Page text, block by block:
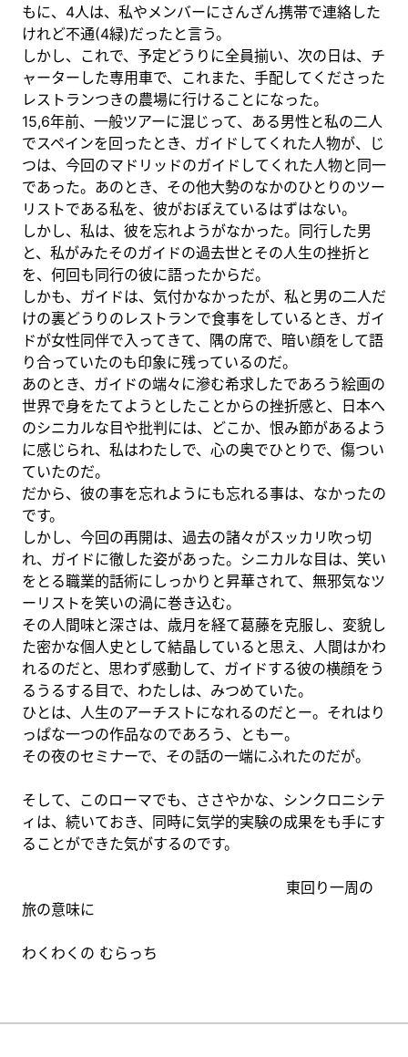
もに、4人は、私やメンバーにさんざん携帯で連絡した
けれど不通(4緑)だったと言う。
しかし、これで、予定どうりに全員揃い、次の日は、チ
ャーターした専用車で、これまた、手配してくださった
レストランつきの農場に行けることになった。
15,6年前、一般ツアーに混じって、ある男性と私の二人
でスペインを回ったとき、ガイドしてくれた人物が、じ
つは、今回のマドリッドのガイドしてくれた人物と同一
であった。あのとき、その他大勢のなかのひとりのツー
リストである私を、彼がおぼえているはずはない。
しかし、私は、彼を忘れようがなかった。同行した男
と、私がみたそのガイドの過去世とその人生の挫折と
を、何回も同行の彼に語ったからだ。
しかも、ガイドは、気付かなかったが、私と男の二人だ
けの裏どうりのレストランで食事をしているとき、ガイ
ドが女性同伴で入ってきて、隅の席で、暗い顔をして語
り合っていたのも印象に残っているのだ。
あのとき、ガイドの端々に滲む希求したであろう絵画の
世界で身をたてようとしたことからの挫折感と、日本へ
のシニカルな目や批判には、どこか、恨み節があるよう
に感じられ、私はわたしで、心の奥でひとりで、傷つい
ていたのだ。
だから、彼の事を忘れようにも忘れる事は、なかったの
です。
しかし、今回の再開は、過去の諸々がスッカリ吹っ切
れ、ガイドに徹した姿があった。シニカルな目は、笑い
をとる職業的話術にしっかりと昇華されて、無邪気なツ
ーリストを笑いの渦に巻き込む。
その人間味と深さは、歳月を経て葛藤を克服し、変貌し
た密かな個人史として結晶していると思え、人間はかわ
れるのだと、思わず感動して、ガイドする彼の横顔をう
るうるする目で、わたしは、みつめていた。
ひとは、人生のアーチストになれるのだとー。それはり
っぱな一つの作品なのであろう、ともー。
その夜のセミナーで、その話の一端にふれたのだが。
そして、このローマでも、ささやかな、シンクロニシテ
ィは、続いておき、同時に気学的実験の成果をも手にす
ることができた気がするのです。
東回り一周の
旅の意味に
わくわくの むらっち